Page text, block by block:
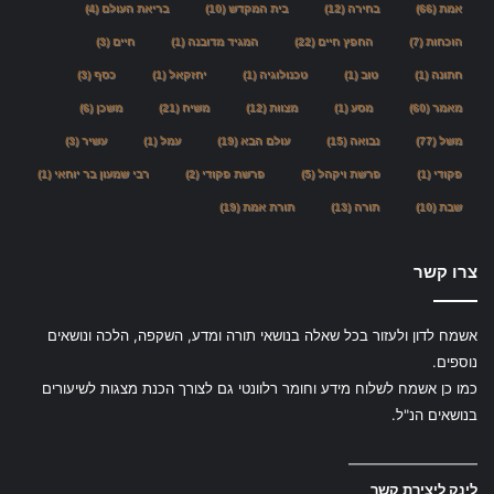
אמת(66) בחירה(12) בית המקדש(10) בריאת העולם (4)
הוכחות(7) החפץ חיים (22) המגיד מדובנה(1) חיים (3)
חתונה(1) טוב(1) טכנולוגיה(1) יחזקאל(1) כסף(3)
מאמר(60) מסע(1) מצוות(12) משיח (21) משכן (6)
משל(77) נבואה(15) עולם הבא(19) עמל(1) עשיר(3)
פקודי (1) פרשת ויקהל(5) פרשת פקודי (2) רבי שמעון בר יוחאי (1)
שבת(10) תורה(13) תורת אמת(19)
צרו קשר
אשמח לדון ולעזור בכל שאלה בנושאי תורה ומדע, השקפה, הלכה ונושאים
נוספים.
כמו כן אשמח לשלוח מידע וחומר רלוונטי גם לצורך הכנת מצגות לשיעורים
בנושאים הנ"ל.
—————————
לינק ליצירת קשר